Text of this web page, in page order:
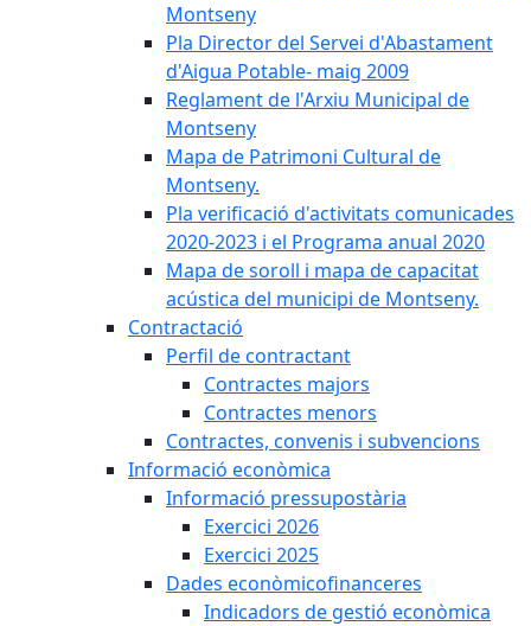
Montseny
Pla Director del Servei d'Abastament
d'Aigua Potable- maig 2009
Reglament de l'Arxiu Municipal de
Montseny
Mapa de Patrimoni Cultural de
Montseny.
Pla verificació d'activitats comunicades
2020-2023 i el Programa anual 2020
Mapa de soroll i mapa de capacitat
acústica del municipi de Montseny.
Contractació
Perfil de contractant
Contractes majors
Contractes menors
Contractes, convenis i subvencions
Informació econòmica
Informació pressupostària
Exercici 2026
Exercici 2025
Dades econòmicofinanceres
Indicadors de gestió econòmica